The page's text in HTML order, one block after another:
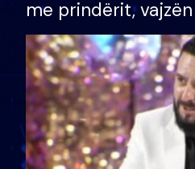
me prindërit,
bashkëshorten:
divorci apo jo?